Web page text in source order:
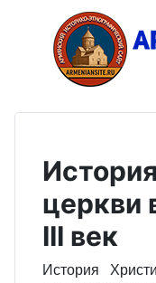
церкви
III век
История